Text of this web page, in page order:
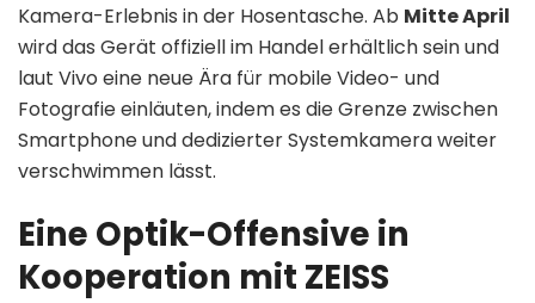
Kamera-Erlebnis in der Hosentasche. Ab Mitte April
wird das Gerät offiziell im Handel erhältlich sein und
laut Vivo eine neue Ära für mobile Video- und
Fotografie einläuten, indem es die Grenze zwischen
Smartphone und dedizierter Systemkamera weiter
verschwimmen lässt.
Eine Optik-Offensive in
Kooperation mit ZEISS